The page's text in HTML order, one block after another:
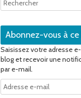
Abonnez-vous à
Saisissez votre adresse
blog et recevoir une
par e-mail.
Adresse
e-